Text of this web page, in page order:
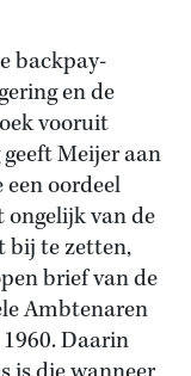
backpay-
en de
vooruit
Meijer aan
oordeel
ongelijk van de
bij te zetten,
brief van de
Ambtenaren
Daarin